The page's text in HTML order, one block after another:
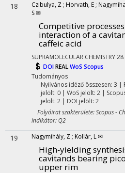
18 Czibulya, Z ; Horvath, E ;
S ✉
Competitive
interaction of a
caffeic acid
SUPRAMOLECULAR CHEMISTRY28
DOIREALWoS Scopus
Tudományos
Nyilvános idéző összesen: 3 |
jelölt: 0 | WoS jelölt: 2 |
jelölt: 2 | DOI jelölt: 2
Folyóirat szakterülete: Scopus -
indikátor: Q2
19 Nagymihály, Z ; Kollár, L ✉
High-yielding
cavitands bearing
upper rim